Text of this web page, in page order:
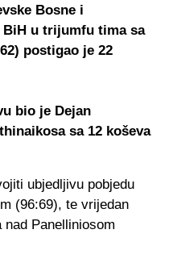
Bosne i
u trijumfu tima sa
postigao je 22
bio je Dejan
sa 12 koševa
ubjedljivu pobjedu
(96:69), te vrijedan
Panelliniosom